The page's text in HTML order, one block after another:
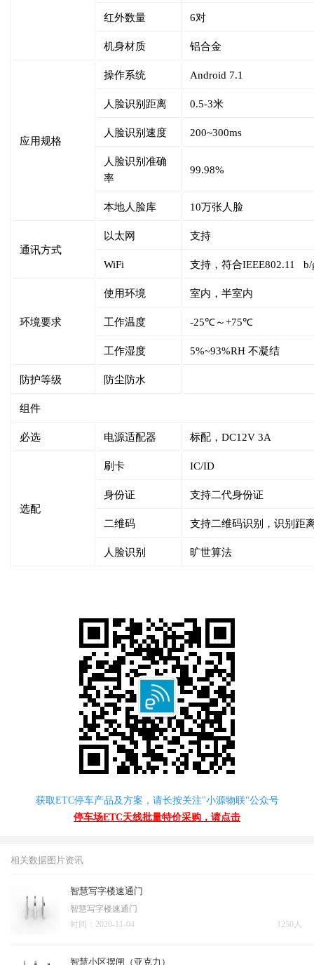
红外数量 6对
机身材质 铝合金
应用规格
操作系统 Android 7.1
人脸识别距离 0.5-3米
人脸识别速度 200~300ms
人脸识别准确
率
99.98%
本地人脸库 10万张人脸
通讯方式
以太网 支持
WiFi 支持，符合IEEE802.11 b/
环境要求
使用环境 室内，半室内
工作温度 -25℃～+75℃
工作湿度 5%~93%RH 不凝结
防护等级 防尘防水
组件
必选 电源适配器 标配，DC12V 3A
选配
刷卡 IC/ID
身份证 支持二代身份证
二维码 支持二维码识别，识别距
人脸识别 旷世算法
获取ETC停车产品及方案，请长按关注"小源物联"公众号
停车场ETC天线批量特价采购，请点击
相关数据图片资讯
智慧写字楼速通门
智慧写字楼速通门
1250人
时间：2020-11-04
智慧小区摆闸（亚克力）